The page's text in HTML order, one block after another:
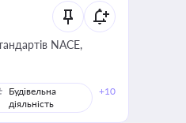
NACE,
Будівельна
діяльність
+10